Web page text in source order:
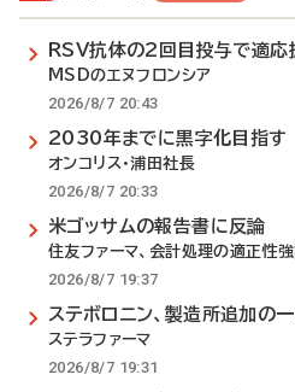
RSV抗体の2回目投与で適応
MSDのエヌフロンシア
2026/8/7 20:43
2030年までに黒字化目指す
オンコリス・浦田社長
2026/8/7 20:33
米ゴッサムの報告書に反論
住友ファーマ、会計処理の適正性強
2026/8/7 19:37
ステボロニン、製造所追加の
ステラファーマ
2026/8/7 19:31